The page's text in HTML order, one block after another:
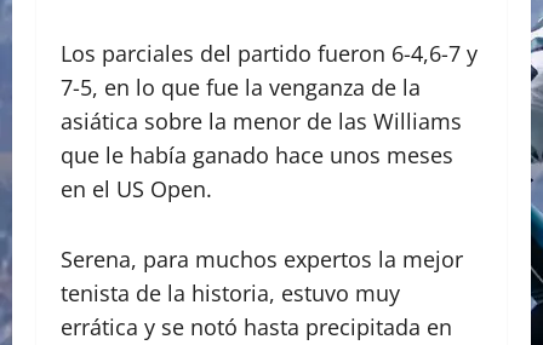
Los parciales del partido fueron 6-4,6-7 y
7-5, en lo que fue la venganza de la
asiática sobre la menor de las Williams
que le había ganado hace unos meses
en el US Open.
Serena, para muchos expertos la mejor
tenista de la historia, estuvo muy
errática y se notó hasta precipitada en